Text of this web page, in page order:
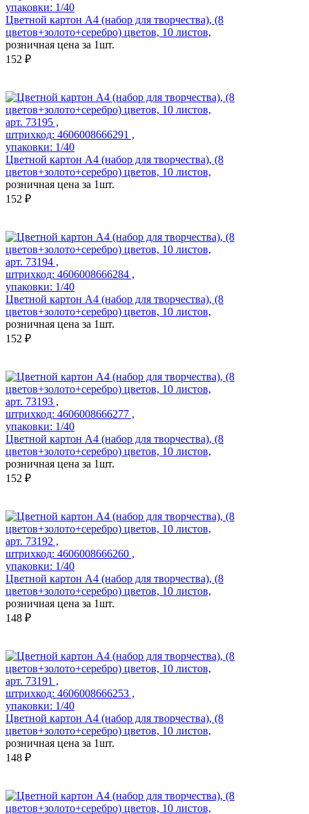
упаковки: 1/40
Цветной картон А4 (набор для творчества), (8
цветов+золото+серебро) цветов, 10 листов,
розничная цена за 1шт.
152 ₽
арт. 73195 ,
штрихкод: 4606008666291 ,
упаковки: 1/40
Цветной картон А4 (набор для творчества), (8
цветов+золото+серебро) цветов, 10 листов,
розничная цена за 1шт.
152 ₽
арт. 73194 ,
штрихкод: 4606008666284 ,
упаковки: 1/40
Цветной картон А4 (набор для творчества), (8
цветов+золото+серебро) цветов, 10 листов,
розничная цена за 1шт.
152 ₽
арт. 73193 ,
штрихкод: 4606008666277 ,
упаковки: 1/40
Цветной картон А4 (набор для творчества), (8
цветов+золото+серебро) цветов, 10 листов,
розничная цена за 1шт.
152 ₽
арт. 73192 ,
штрихкод: 4606008666260 ,
упаковки: 1/40
Цветной картон А4 (набор для творчества), (8
цветов+золото+серебро) цветов, 10 листов,
розничная цена за 1шт.
148 ₽
арт. 73191 ,
штрихкод: 4606008666253 ,
упаковки: 1/40
Цветной картон А4 (набор для творчества), (8
цветов+золото+серебро) цветов, 10 листов,
розничная цена за 1шт.
148 ₽